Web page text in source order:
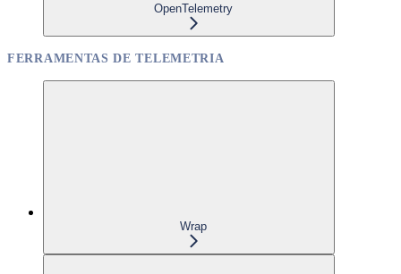
OpenTelemetry
FERRAMENTAS DE TELEMETRIA
Wrap